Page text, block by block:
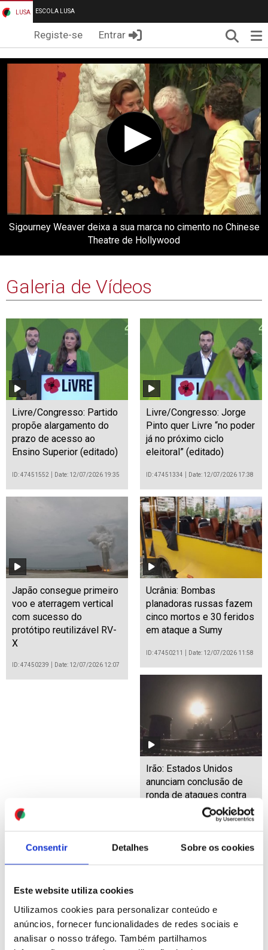
Consentir Detalhes Sobre os cookies
Este website utiliza cookies
Utilizamos cookies para personalizar conteúdo e
anúncios, fornecer funcionalidades de redes sociais e
analisar o nosso tráfego. Também partilhamos
LUSA ESCOLA LUSA
Registe-se Entrar
Sigourney Weaver deixa a sua marca no cimento no Chinese
Theatre de Hollywood
Galeria de Vídeos
Livre/Congresso: Partido
propõe alargamento do
prazo de acesso ao
Ensino Superior (editado)
ID: 47451552 Date: 12/07/2026 19:35
Livre/Congresso: Jorge
Pinto quer Livre “no poder
já no próximo ciclo
eleitoral” (editado)
ID: 47451334 Date: 12/07/2026 17:38
Japão consegue primeiro
voo e aterragem vertical
com sucesso do
protótipo reutilizável RV-
X
ID: 47450239 Date: 12/07/2026 12:07
Ucrânia: Bombas
planadoras russas fazem
cinco mortos e 30 feridos
em ataque a Sumy
ID: 47450211 Date: 12/07/2026 11:58
Irão: Estados Unidos
anunciam conclusão de
ronda de ataques contra
alvos iranianos
Dois mortos e pelo
Venezuela/Sismo: